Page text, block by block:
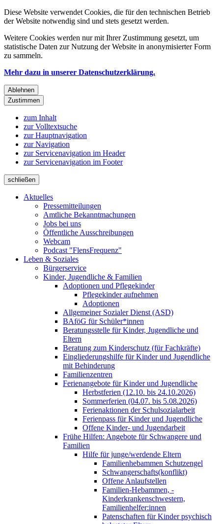
Diese Website verwendet Cookies, die für den technischen Betrieb
der Website notwendig sind und stets gesetzt werden.
Weitere Cookies werden nur mit Ihrer Zustimmung gesetzt, um
statistische Daten zur Nutzung der Website in anonymisierter Form
zu sammeln.
Mehr dazu in unserer Datenschutzerklärung.
Ablehnen
Zustimmen
zum Inhalt
zur Volltextsuche
zur Hauptnavigation
zur Navigation
zur Servicenavigation im Header
zur Servicenavigation im Footer
schließen
Aktuelles
Pressemitteilungen
Amtliche Bekanntmachungen
Jobs bei uns
Öffentliche Ausschreibungen
Webcam
Podcast "FlensFrequenz"
Leben & Soziales
Bürgerservice
Kinder, Jugendliche & Familien
Adoptionen und Pflegekinder
Pflegekinder aufnehmen
Adoptionen
Allgemeiner Sozialer Dienst (ASD)
BAföG für Schüler*innen
Beratungsstelle für Kinder, Jugendliche und
Eltern
Beratung zum Kinderschutz (für Fachkräfte)
Eingliederungshilfe für Kinder und Jugendliche
mit Behinderung
Familienzentren
Ferienangebote für Kinder und Jugendliche
Herbstferien (12.10. bis 24.10.2026)
Sommerferien (04.07. bis 5.08.2026)
Ferienaktionen der Schulsozialarbeit
Ferienpass für Kinder und Jugendliche
Offene Kinder- und Jugendarbeit
Frühe Hilfen: Angebote für Schwangere und
Familien
Hilfe für junge/werdende Eltern
Familienhebammen Schutzengel
Schwangerschafts(konflikt)
Offene Anlaufstellen
Familien-Hebammen, -
Kinderkrankenschwestern,
Familienhelfer:innen
Patenschaften für Kinder psychisch